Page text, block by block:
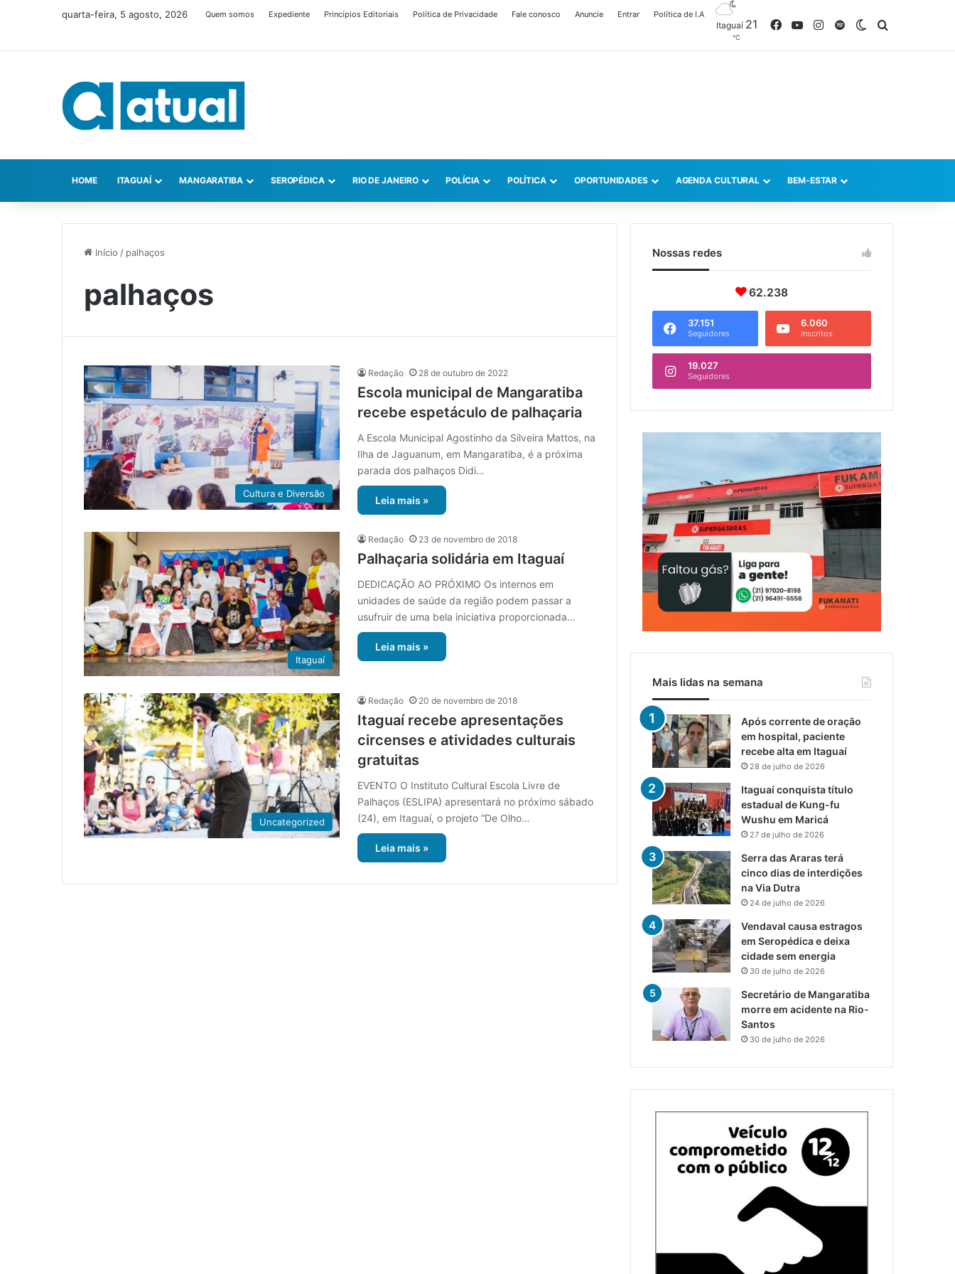
quarta-feira, 5 agosto, 2026 Quem somos Expediente Princípios Editoriais Política de Privacidade Fale conosco Anuncie Entrar Política de I.A
Itaguaí 21
℃
FacebookYouTubeInstagram
SpotifySwitch skin
HOME ITAGUAÍ MANGARATIBA SEROPÉDICA RIO DE JANEIRO POLÍCIA POLÍTICA OPORTUNIDADES AGENDA CULTURAL BEM-ESTAR
Início / palhaços
palhaços
Cultura e Diversão
Redação 28 de outubro de 2022
Escola municipal de Mangaratiba
recebe espetáculo de palhaçaria
A Escola Municipal Agostinho da Silveira Mattos, na
Ilha de Jaguanum, em Mangaratiba, é a próxima
parada dos palhaços Didi…
Leia mais »
Itaguaí
Redação 23 de novembro de 2018
Palhaçaria solidária em Itaguaí
DEDICAÇÃO AO PRÓXIMO Os internos em
unidades de saúde da região podem passar a
usufruir de uma bela iniciativa proporcionada…
Leia mais »
Uncategorized
Redação 20 de novembro de 2018
Itaguaí recebe apresentações
circenses e atividades culturais
gratuitas
EVENTO O Instituto Cultural Escola Livre de
Palhaços (ESLIPA) apresentará no próximo sábado
(24), em Itaguaí, o projeto “De Olho…
Leia mais »
Nossas redes
62.238
37.151
Seguidores
6.060
Inscritos
19.027
Seguidores
Mais lidas na semana
Após corrente de oração
em hospital, paciente
recebe alta em Itaguaí
28 de julho de 2026
Itaguaí conquista título
estadual de Kung-fu
Wushu em Maricá
27 de julho de 2026
Serra das Araras terá
cinco dias de interdições
na Via Dutra
24 de julho de 2026
Vendaval causa estragos
em Seropédica e deixa
cidade sem energia
30 de julho de 2026
Secretário de Mangaratiba
morre em acidente na Rio-
Santos
30 de julho de 2026